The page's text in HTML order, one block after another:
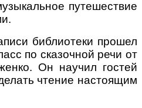
путешествие
библиотеки прошел
по сказочной речи от
Он научил гостей
чтение настоящим